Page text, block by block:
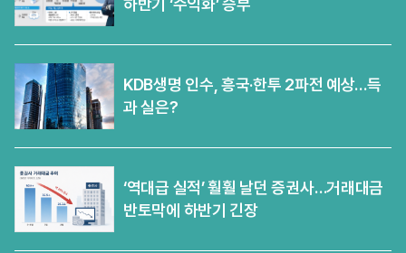
하반기 ‘수익화’ 승부
KDB생명 인수, 흥국·한투 2파전 예상…득
과 실은?
‘역대급 실적’ 훨훨 날던 증권사…거래대금
반토막에 하반기 긴장